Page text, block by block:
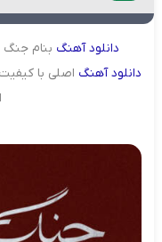
دانلودآهنگ بنام
دانلودآهنگ اصلی با